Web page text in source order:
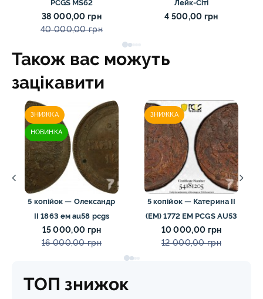
PCGS MS62
38 000,00 грн
40 000,00 грн
Лейк-Сіті
4 500,00 грн
Також вас можуть
зацікавити
ЗНИЖКА
НОВИНКА
5 копійок — Олександр
II 1863 ем au58 pcgs
15 000,00 грн
16 000,00 грн
ЗНИЖКА
5 копійок — Катерина II
(ЕМ) 1772 ЕМ PCGS AU53
10 000,00 грн
12 000,00 грн
ТОП знижок